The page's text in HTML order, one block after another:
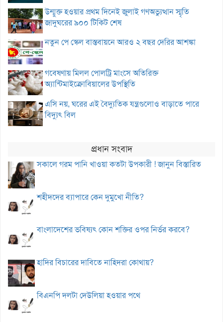
উন্মুক্ত হওয়ার প্রথম দিনেই জুলাই গণঅভ্যুত্থান স্মৃতি
জাদুঘরের ৯০০ টিকিট শেষ
নতুন পে স্কেল বাস্তবায়নে আরও ২ বছর দেরির আশঙ্কা
গবেষণায় মিলল পোলট্রি মাংসে অতিরিক্ত
অ্যান্টিমাইক্রোবিয়ালের উপস্থিতি
এসি নয়, ঘরের এই বৈদ্যুতিক যন্ত্রগুলোও বাড়াতে পারে
বিদ্যুৎ বিল
প্রধান সংবাদ
সকালে গরম পানি খাওয়া কতটা উপকারী ! জানুন বিস্তারিত
শহীদদের ব্যাপারে কেন দুমুখো নীতি?
বাংলাদেশের ভবিষ্যৎ কোন শক্তির ওপর নির্ভর করবে?
হাদির বিচারের দাবিতে নাহিদরা কোথায়?
বিএনপি দলটা দেউলিয়া হওয়ার পথে